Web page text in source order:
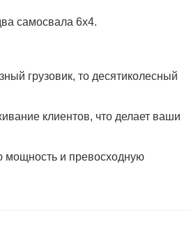
самосвала 6x4.
грузовик, то десятиколесный
клиентов, что делает ваши
мощность и превосходную